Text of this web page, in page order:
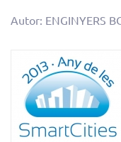
Autor: ENGINYERS